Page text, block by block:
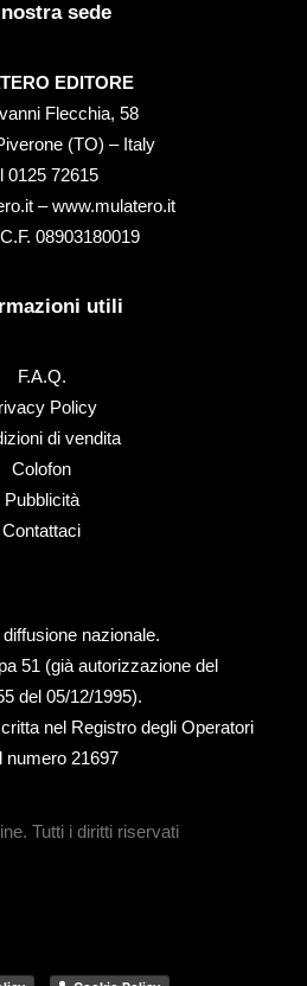
sede
EDITORE
Flecchia, 58
(TO) – Italy
‭0125 72615‬
–www.mulatero.it
08903180019
utili
F.A.Q.
Policy
di vendita
Colofon
Pubblicità
Contattaci
nazionale.
51 (già autorizzazione del
del 05/12/1995).
nel Registro degli Operatori
numero 21697
Tutti i diritti riservati